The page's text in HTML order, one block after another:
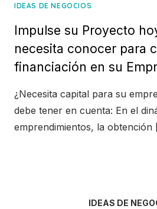
IDEAS DE NEGOCIOS
Impulse su Proyecto
necesita conocer para
financiación en su
¿Necesita capital para su
debe tener en cuenta: En el
emprendimientos, la
IDEAS DE